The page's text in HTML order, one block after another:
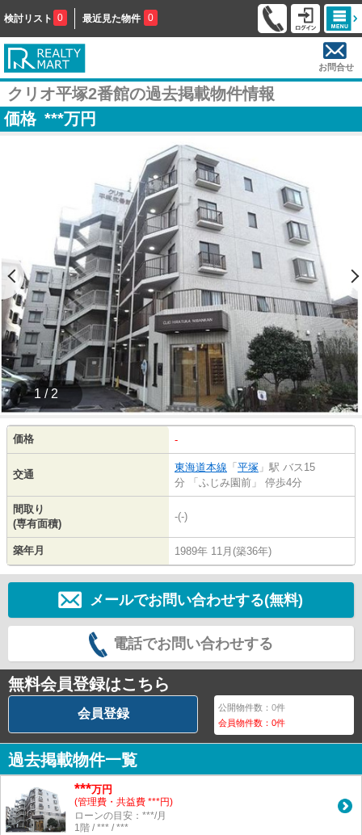
検討リスト 0 最近見た物件 0
お問合せ
クリオ平塚2番館の過去掲載物件情報
価格 ***万円
1 / 2
価格 -
交通
東海道本線 「 平塚 」駅 バス15
分 「ふじみ園前」 停歩4分
間取り
(専有面積)
-(-)
築年月 1989年 11月(築36年)
メールでお問い合わせする(無料)
電話でお問い合わせする
無料会員登録はこちら
会員登録 公開物件数：0件
会員物件数：0件
過去掲載物件一覧
***万円
(管理費・共益費 ***円)
ローンの目安：***/月
1階 / *** / ***